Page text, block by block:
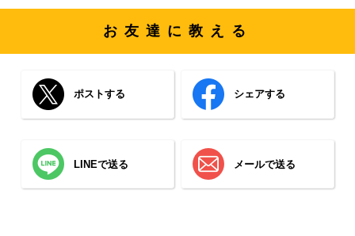
お友達に教える
ポストする シェアする
LINEで送る メールで送る